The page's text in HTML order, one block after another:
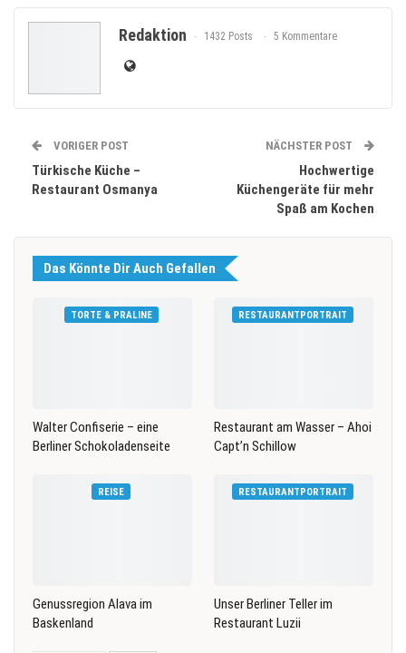
Redaktion 1432 Posts 5 Kommentare
VORIGER POST
Türkische Küche –
Restaurant Osmanya
NÄCHSTER POST
Hochwertige
Küchengeräte für mehr
Spaß am Kochen
Das Könnte Dir Auch Gefallen
TORTE & PRALINE
Walter Confiserie – eine
Berliner Schokoladenseite
RESTAURANTPORTRAIT
Restaurant am Wasser – Ahoi
Capt’n Schillow
REISE
Genussregion Alava im
Baskenland
RESTAURANTPORTRAIT
Unser Berliner Teller im
Restaurant Luzii